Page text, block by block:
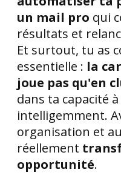
un mail pro qui
résultats et
Et surtout, tu as
essentielle : la
joue pas qu'en
dans ta capacité
intelligemment.
organisation et
réellement
opportunité.